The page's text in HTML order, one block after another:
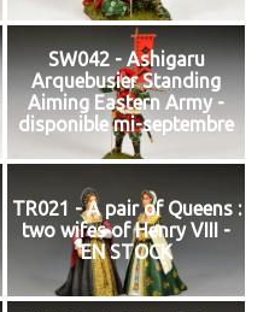
SW042 - Ashigaru
Arquebusier Standing
Aiming Eastern Army -
disponible mi-septembre
TR021 - A pair of Queens :
two wifes of Henry VIII -
EN STOCK